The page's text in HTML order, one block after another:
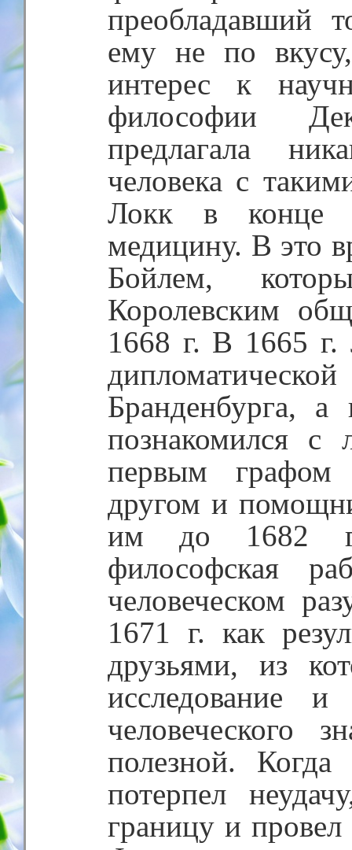
преобладавший
ему не по
интерес к
философии
предлагала
человека с
Локк в конце
медицину. В это
Бойлем,
Королевским
1668 г. В 1665 г.
Бранденбурга,
познакомился с
первым
другом и
им до 1682 г.
философская
человеческом
1671 г. как
друзьями, из
исследование и
человеческого
полезной.
потерпел
границу и